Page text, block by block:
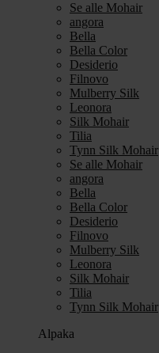
Se alle Mohair
angora
Bella
Bella Color
Desiderio
Filnovo
Mulberry Silk
Leonora
Silk Mohair
Tilia
Tynn Silk Mohair
Se alle Mohair
angora
Bella
Bella Color
Desiderio
Filnovo
Mulberry Silk
Leonora
Silk Mohair
Tilia
Tynn Silk Mohair
Alpaka